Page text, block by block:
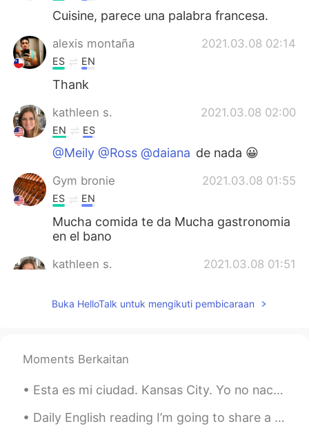
Cuisine, parece una palabra francesa.
alexis montaña 2021.03.08 02:14
ES EN
Thank
kathleen s. 2021.03.08 02:00
EN ES
@Meily @Ross @daiana de nada 😀
Gym bronie 2021.03.08 01:55
ES EN
Mucha comida te da Mucha gastronomia
en el bano
kathleen s. 2021.03.08 01:51
@hayisjimenez @Martín you’re welcome
2021.03.08 01:41
ES EN
Buka HelloTalk untuk mengikuti pembicaraan
Moments Berkaitan
Esta es mi ciudad. Kansas City. Yo no nací aquí, pero he vivido aquí por cinco años. Es mi nuevo...
Daily English reading I’m going to share a poem. If you like drop a recording . But remember po...